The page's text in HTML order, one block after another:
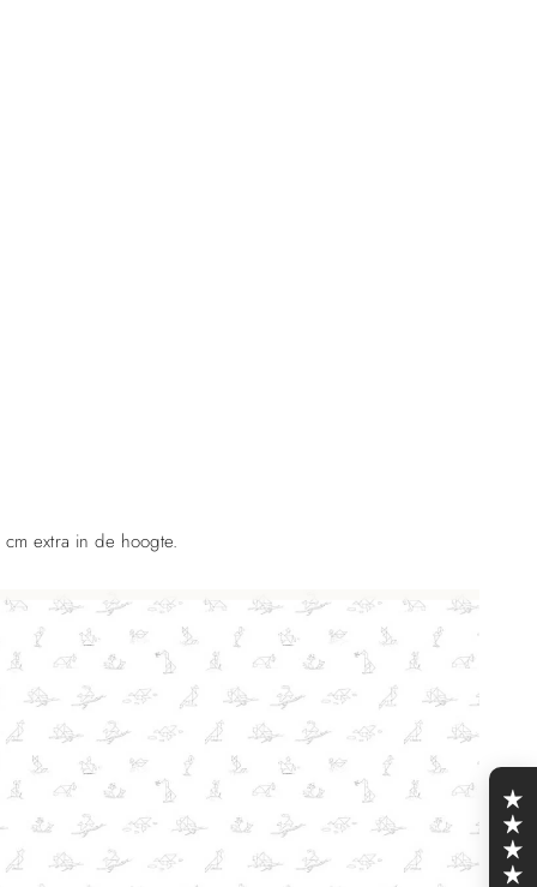
extra in de hoogte.